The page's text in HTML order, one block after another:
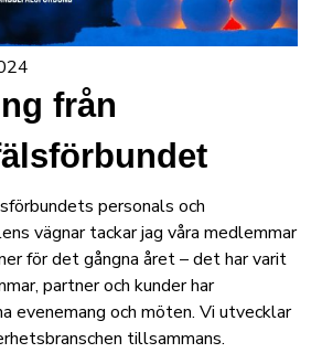
från
personals och
vägnar tackar jag våra medlemmar
för det gångna året – det har varit
partner och kunder har
evenemang och möten. Vi utvecklar
tillsammans.